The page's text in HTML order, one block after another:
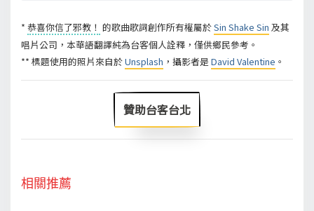
* 恭喜你信了邪教！ 的歌曲歌詞創作所有權屬於Sin Shake Sin 及其
唱片公司，本華語翻譯純為台客個人詮釋，僅供鄉民參考。
** 標題使用的照片來自於Unsplash ，攝影者是 David Valentine 。
贊助台客台北
相關推薦